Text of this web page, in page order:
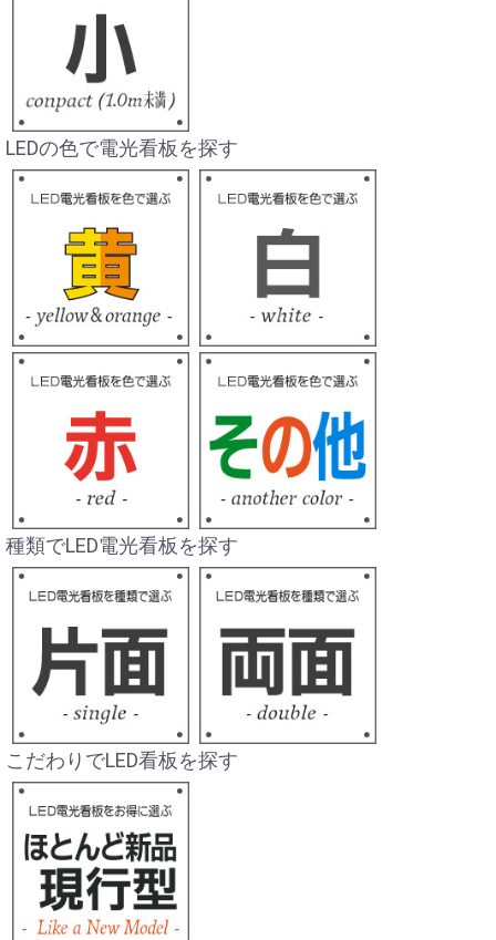
LEDの色で電光看板を探す
種類でLED電光看板を探す
こだわりでLED看板を探す